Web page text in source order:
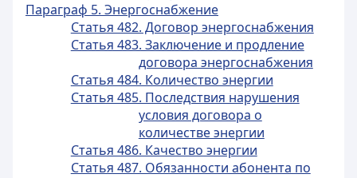
Параграф 5. Энергоснабжение
Статья 482. Договор энергоснабжения
Статья 483. Заключение и продление
договора энергоснабжения
Статья 484. Количество энергии
Статья 485. Последствия нарушения
условия договора о
количестве энергии
Статья 486. Качество энергии
Статья 487. Обязанности абонента по